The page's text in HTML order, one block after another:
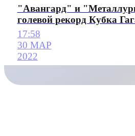
"Авангард" и
голевой рекорд Кубка
17:58
30 МАР
2022